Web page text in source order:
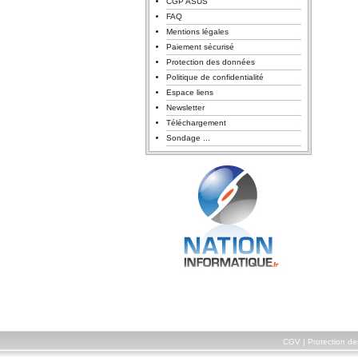
FAQ
Mentions légales
Paiement sécurisé
Protection des données
Politique de confidentialité
Espace liens
Newsletter
Téléchargement
Sondage ...
CGV Protection